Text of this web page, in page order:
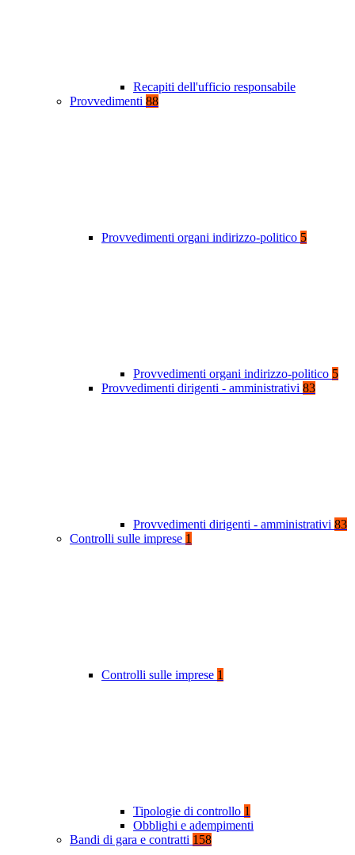
Recapiti dell'ufficio responsabile
Provvedimenti 88
Provvedimenti organi indirizzo-politico 5
Provvedimenti organi indirizzo-politico 5
Provvedimenti dirigenti - amministrativi 83
Provvedimenti dirigenti - amministrativi 83
Controlli sulle imprese 1
Controlli sulle imprese 1
Tipologie di controllo 1
Obblighi e adempimenti
Bandi di gara e contratti 158